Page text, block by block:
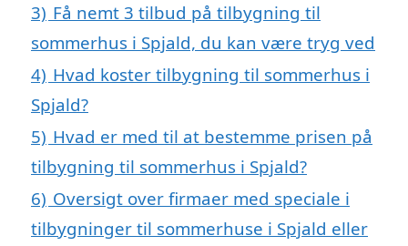
3) Få nemt 3 tilbud på tilbygning til
sommerhus i Spjald, du kan være tryg ved
4) Hvad koster tilbygning til sommerhus i
Spjald?
5) Hvad er med til at bestemme prisen på
tilbygning til sommerhus i Spjald?
6) Oversigt over firmaer med speciale i
tilbygninger til sommerhuse i Spjald eller